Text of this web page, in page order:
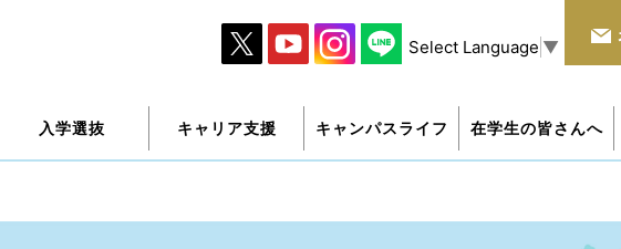
Select Language ▼
入学選抜 キャリア支援 キャンパスライフ 在学生の皆さんへ